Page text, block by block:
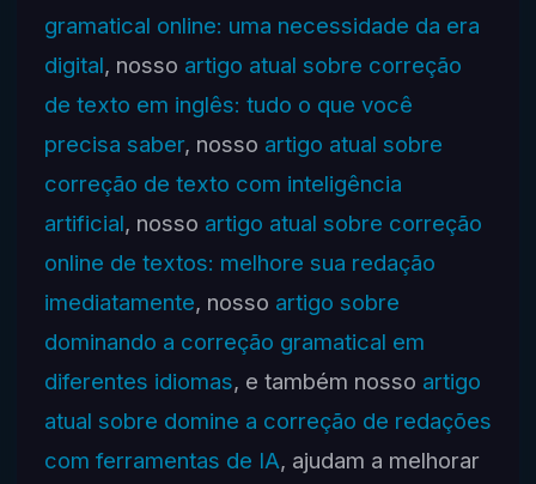
gramatical online: uma necessidade da era
digital, nosso artigo atual sobre correção
de texto em inglês: tudo o que você
precisa saber, nosso artigo atual sobre
correção de texto com inteligência
artificial, nosso artigo atual sobre correção
online de textos: melhore sua redação
imediatamente, nosso artigo sobre
dominando a correção gramatical em
diferentes idiomas, e também nosso artigo
atual sobre domine a correção de redações
com ferramentas de IA, ajudam a melhorar